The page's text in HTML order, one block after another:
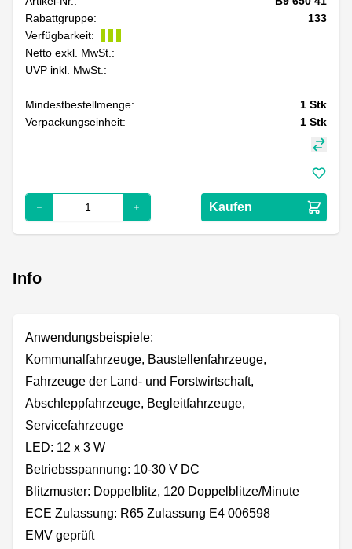
Rabattgruppe:
133
Verfügbarkeit:
Netto exkl. MwSt.:
UVP inkl. MwSt.:
Mindestbestellmenge: 1 Stk
Verpackungseinheit:
1 Stk
Kaufen
Info
Anwendungsbeispiele:
Kommunalfahrzeuge, Baustellenfahrzeuge,
Fahrzeuge der Land- und Forstwirtschaft,
Abschleppfahrzeuge, Begleitfahrzeuge,
Servicefahrzeuge
LED: 12 x 3 W
Betriebsspannung: 10-30 V DC
Blitzmuster: Doppelblitz, 120 Doppelblitze/Minute
ECE Zulassung: R65 Zulassung E4 006598
EMV geprüft